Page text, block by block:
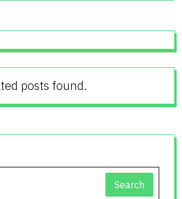
posts found.
Search